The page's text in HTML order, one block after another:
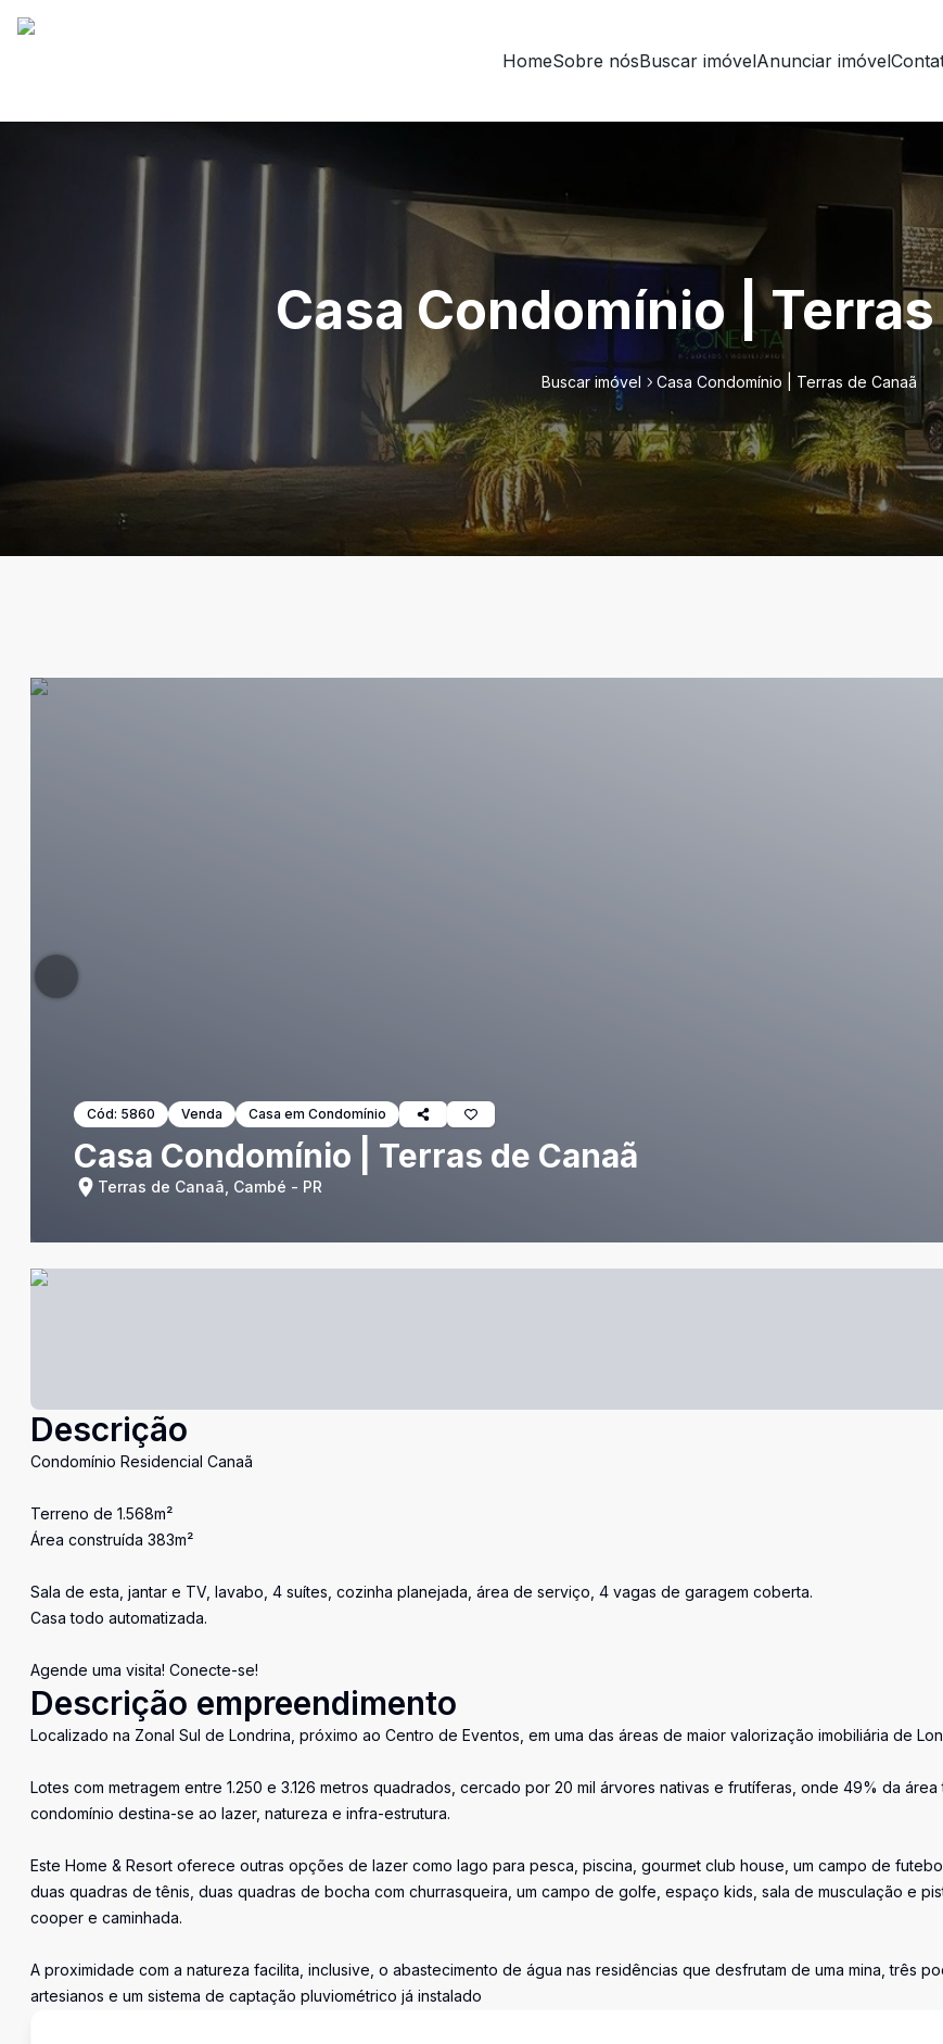
HomeSobre nósBuscar imóvelAnunciar imóvel
Casa Condomínio |
Buscar imóvel Casa Condomínio | Terras de Canaã
Cód: 5860 Venda Casa em Condomínio
Casa Condomínio | Terras de Canaã
Terras de Canaã, Cambé - PR
Descrição
Condomínio Residencial Canaã
Terreno de 1.568m²
Área construída 383m²
Sala de esta, jantar e TV, lavabo, 4 suítes, cozinha planejada, área de serviço, 4 vagas de garagem coberta.
Casa todo automatizada.
Agende uma visita! Conecte-se!
Descrição empreendimento
Localizado na Zonal Sul de Londrina, próximo ao Centro de Eventos, em uma das áreas de maior valorização imobiliária de
Lotes com metragem entre 1.250 e 3.126 metros quadrados, cercado por 20 mil árvores nativas e frutíferas, onde 49% da área
condomínio destina-se ao lazer, natureza e infra-estrutura.
Este Home & Resort oferece outras opções de lazer como lago para pesca, piscina, gourmet club house, um campo de
duas quadras de tênis, duas quadras de bocha com churrasqueira, um campo de golfe, espaço kids, sala de musculação e
cooper e caminhada.
A proximidade com a natureza facilita, inclusive, o abastecimento de água nas residências que desfrutam de uma mina, três
artesianos e um sistema de captação pluviométrico já instalado